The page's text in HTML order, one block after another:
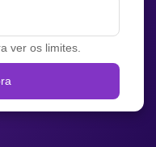
ver os limites.